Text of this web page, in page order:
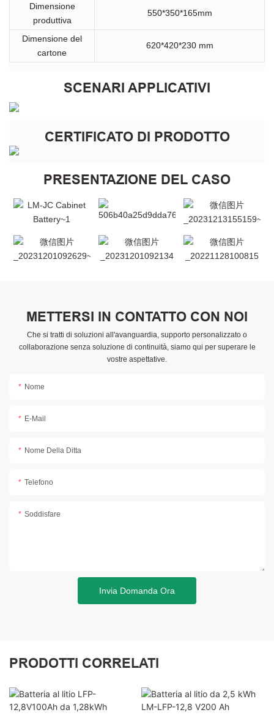
Dimensione
produttiva
550*350*165mm
Dimensione del
cartone
620*420*230 mm
SCENARI APPLICATIVI
CERTIFICATO DI PRODOTTO
PRESENTAZIONE DEL CASO
METTERSI IN CONTATTO CON NOI
Che si tratti di soluzioni all'avanguardia, supporto personalizzato o
collaborazione senza soluzione di continuità, siamo qui per superare le
vostre aspettative.
Nome
E-Mail
Nome Della Ditta
Telefono
Soddisfare
Invia Domanda Ora
PRODOTTI CORRELATI